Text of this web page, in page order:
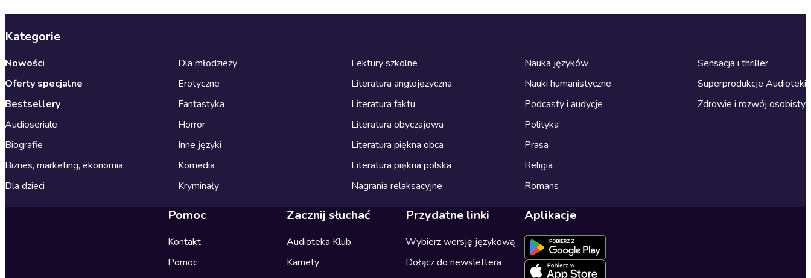
Kategorie
Nowości
Oferty specjalne
Bestsellery
Audioseriale
Biografie
Biznes, marketing, ekonomia
Dla dzieci
Dla młodzieży
Erotyczne
Fantastyka
Horror
Inne języki
Komedia
Kryminały
Lektury szkolne
Literatura anglojęzyczna
Literatura faktu
Literatura obyczajowa
Literatura piękna obca
Literatura piękna polska
Nagrania relaksacyjne
Nauka języków
Nauki humanistyczne
Podcasty i audycje
Polityka
Prasa
Religia
Romans
Sensacja i thriller
Superprodukcje Audioteki
Zdrowie i rozwój osobisty
Pomoc
Kontakt
Pomoc
Zacznij słuchać
Audioteka Klub
Karnety
Przydatne linki
Wybierz wersję językową
Dołącz do newslettera
Aplikacje